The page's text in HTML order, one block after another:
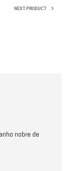
NEXT PRODUCT
nobre de